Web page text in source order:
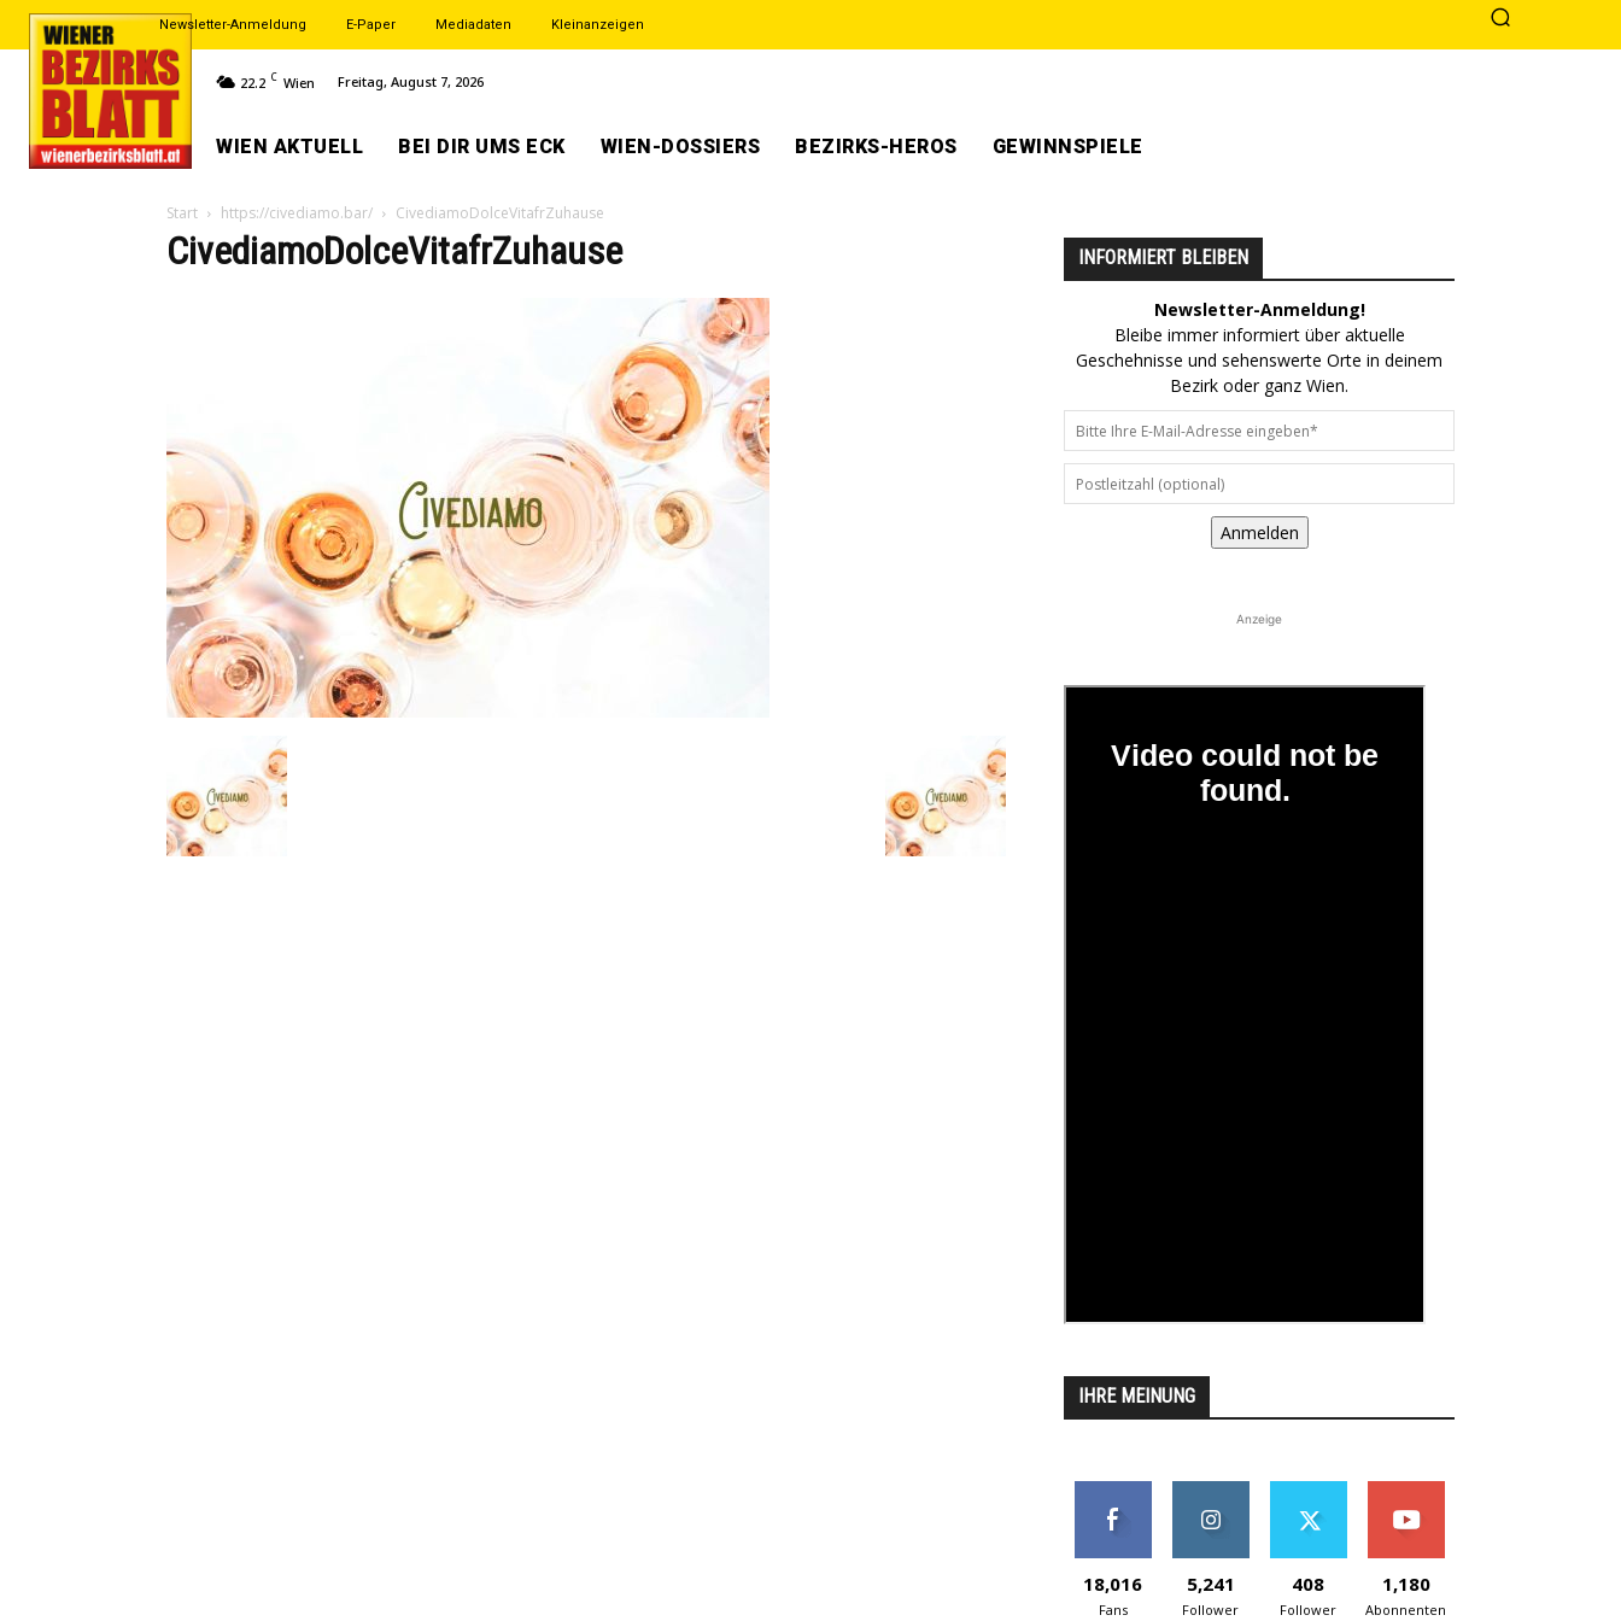
Newsletter-Anmeldung E-Paper Mediadaten Kleinanzeigen
22.2 C Wien Freitag, August 7, 2026
WIEN AKTUELL BEI DIR UMS ECK WIEN-DOSSIERS BEZIRKS-HEROS GEWINNSPIELE
Start https://civediamo.bar/ CivediamoDolceVitafrZuhause
CivediamoDolceVitafrZuhause INFORMIERT BLEIBEN
Newsletter-Anmeldung!
Bleibe immer informiert über aktuelle
Geschehnisse und sehenswerte Orte in deinem
Bezirk oder ganz Wien.
Anmelden
Anzeige
IHRE MEINUNG
18,016
Fans
5,241
Follower
408
Follower
1,180
Abonnenten